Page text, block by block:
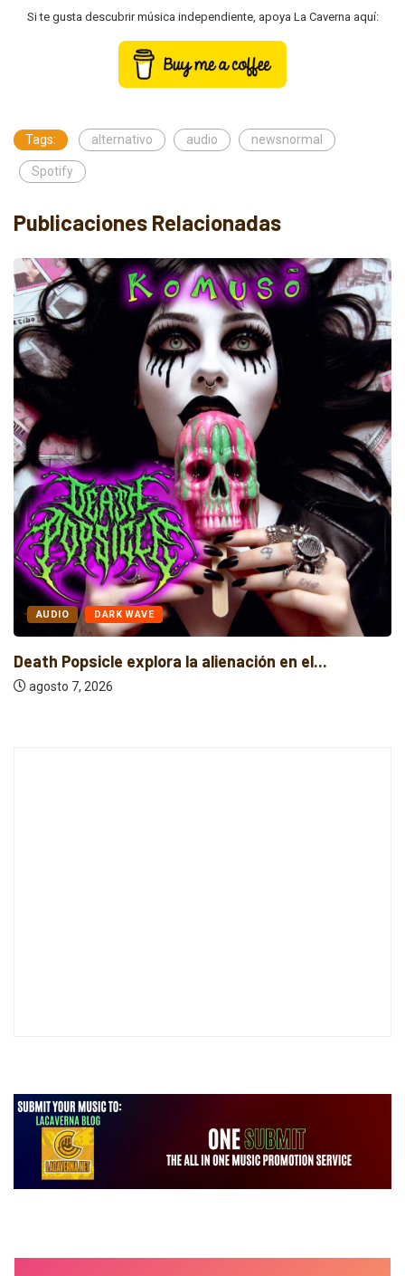
Si te gusta descubrir música independiente, apoya La Caverna aquí:
Tags: alternativo audio newsnormal
Spotify
Publicaciones Relacionadas
AUDIO DARK WAVE
Death Popsicle explora la alienación en el...
agosto 7, 2026